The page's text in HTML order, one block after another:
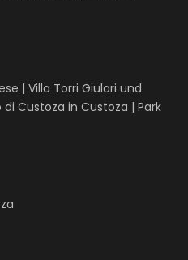
| Villa Torri Giulari und
Custoza in Custoza | Park